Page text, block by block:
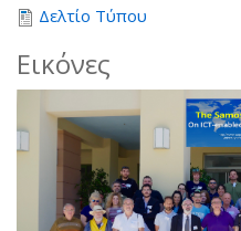
Δελτίο Τύπου
Εικόνες